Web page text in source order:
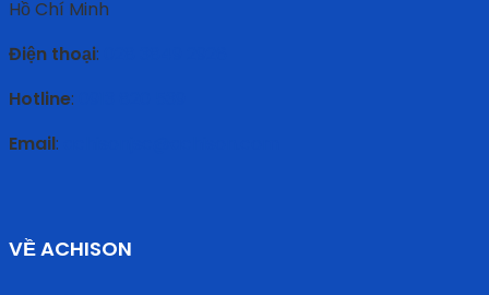
Hồ Chí Minh
Điện thoại:
Hotline:
Email:
VỀ ACHISON